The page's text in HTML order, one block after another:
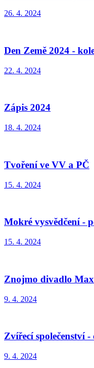
26. 4. 2024
Den Země 2024 -
22. 4. 2024
Zápis 2024
18. 4. 2024
Tvoření ve VV a PČ
15. 4. 2024
Mokré vysvědčení -
15. 4. 2024
Znojmo divadlo
9. 4. 2024
Zvířecí společenství
9. 4. 2024